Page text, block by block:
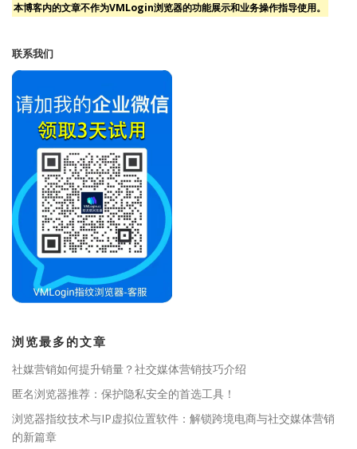
本博客内的文章不作为VMLogin浏览器的功能展示和业务操作指导使用。
联系我们
浏览最多的文章
社媒营销如何提升销量？社交媒体营销技巧介绍
匿名浏览器推荐：保护隐私安全的首选工具！
浏览器指纹技术与IP虚拟位置软件：解锁跨境电商与社交媒体营销
的新篇章